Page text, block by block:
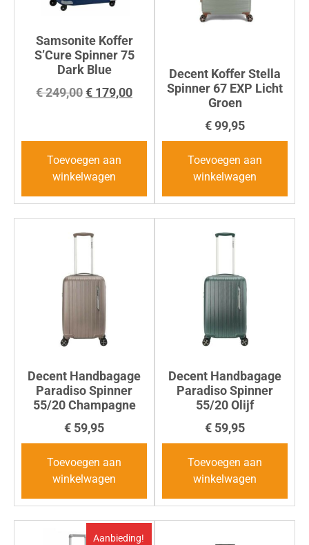
Samsonite Koffer
S’Cure Spinner 75
Dark Blue
€249,00€ 179,00
Toevoegen aan
winkelwagen
Decent Koffer Stella
Spinner 67 EXP Licht
Groen
€99,95
Toevoegen aan
winkelwagen
Decent Handbagage
Paradiso Spinner
55/20 Champagne
€ 59,95
Toevoegen aan
winkelwagen
Decent Handbagage
Paradiso Spinner
55/20 Olijf
€ 59,95
Toevoegen aan
winkelwagen
Aanbieding!